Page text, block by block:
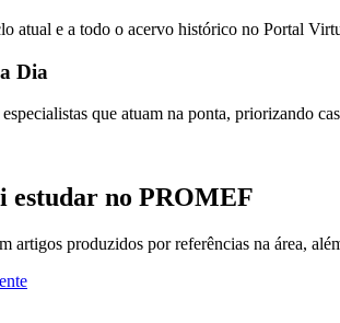
atual e a todo o acervo histórico no Portal
Dia
que atuam na ponta, priorizando
estudar no PROMEF
artigos produzidos por referências na área,